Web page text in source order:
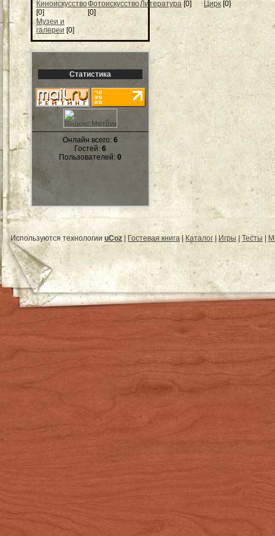
Киноискусство
[0]
Фотоискусство
[0]
Литература [0] Цирк [0]
Музеи и
галереи [0]
Статистика
Онлайн всего: 6
Гостей: 6
Пользователей: 0
Используются технологии uCoz Гостевая книга Каталог Игры Тесты